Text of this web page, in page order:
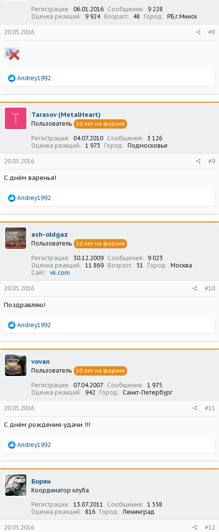
Регистрация 06.01.2016 Сообщения
9 228
Оценка реакций
9 924 Возраст 48 Город РБ,г.Минск
20.05.2016 #8
Р
а
к
ц
и
Andrey1992
T Tarasov (MetalHeart)
Пользователь 10 лет на форуме
Регистрация 04.07.2010 Сообщения
3 126
Оценка реакций
1 973 Город Подмосковье
20.05.2016 #9
С днём варенья!
Р
а
к
ц
и
и
Andrey1992
ash-oldgaz
Пользователь 10 лет на форуме
Регистрация 30.12.2009 Сообщения
9 023
Оценка реакций
11 869 Возраст 51 Город
Москва
Сайт
vk.com
20.05.2016 #10
Поздравляю!
Р
а
к
ц
и
и
Andrey1992
vovan
Пользователь 10 лет на форуме
Регистрация 07.04.2007 Сообщения
1 975
Оценка реакций
942 Город Санкт-Петербург
20.05.2016 #11
С днём рождения-удачи !!!
Р
а
к
ц
и
и
Andrey1992
Борян
Координатор клуба
Регистрация
13.07.2011 Сообщения
1 558
Оценка реакций
816 Город Ленинград
20.05.2016 #12